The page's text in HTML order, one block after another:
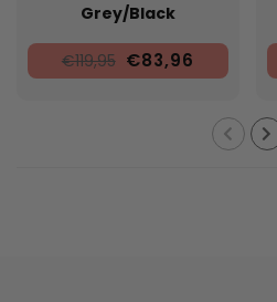
Grey/Black
€119,95 €83,96